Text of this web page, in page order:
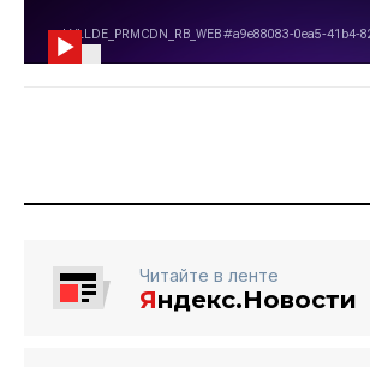
Читайте в ленте
Яндекс.Новости